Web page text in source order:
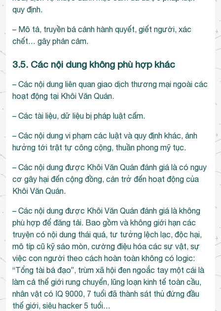
quy định.
– Mô tả, truyền bá cảnh hành quyết, giết người, xác
chết… gây phản cảm.
3.5. Các nội dung không phù hợp khác
– Các nội dung liên quan giao dịch thương mại ngoài các
hoạt động tại Khôi Văn Quán.
– Các tài liệu, dữ liệu bị pháp luật cấm.
– Các nội dung vi phạm các luật và quy định khác, ảnh
hưởng tới trật tự công cộng, thuần phong mỹ tục.
– Các nội dung được Khôi Văn Quán đánh giá là có nguy
cơ gây hại đến cộng đồng, cản trở đến hoạt động của
Khôi Văn Quán.
– Các nội dung được Khôi Văn Quán đánh giá là không
phù hợp để đăng tải. Bao gồm và không giới hạn các
truyện có nội dung thái quá, tư tưởng lệch lạc, độc hại,
mô típ cũ kỹ sáo mòn, cường điệu hóa các sự vật, sự
việc con người theo cách hoàn toàn không có logic:
“Tổng tài bá đạo”, trùm xã hội đen ngoắc tay một cái là
làm cả thế giới rung chuyển, lũng loạn kinh tế toàn cầu,
nhân vật có IQ 9000, 7 tuổi đã thành sát thủ đứng đầu
thế giới, siêu hacker 5 tuổi…